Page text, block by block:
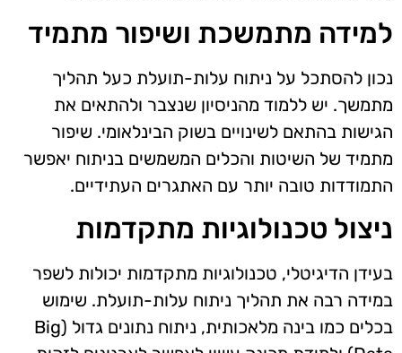
למידה מתמשכת ושיפור מתמיד
נכון להסתכל על ניתוח עלות-תועלת כעל תהליך
מתמשך. יש ללמוד מהניסיון שנצבר ולהתאים את
הגישות בהתאם לשינויים בשוק הבינלאומי. שיפור
מתמיד של השיטות והכלים המשמשים בניתוח יאפשר
התמודדות טובה יותר עם האתגרים העתידיים.
ניצול טכנולוגיות מתקדמות
בעידן הדיגיטלי, טכנולוגיות מתקדמות יכולות לשפר
במידה רבה את תהליך ניתוח עלות-תועלת. שימוש
בכלים כמו בינה מלאכותית, ניתוח נתונים גדול (Big